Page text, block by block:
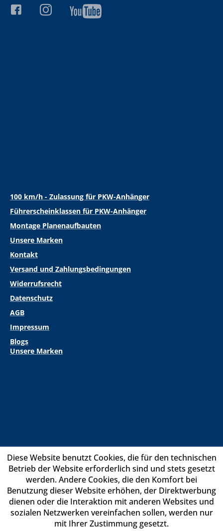
100 km/h - Zulassung für PKW-Anhänger
Führerscheinklassen für PKW-Anhänger
Montage Planenaufbauten
Unsere Marken
Kontakt
Versand und Zahlungsbedingungen
Widerrufsrecht
Datenschutz
AGB
Impressum
Blogs
Unsere Marken
Diese Website benutzt Cookies, die für den technischen
Betrieb der Website erforderlich sind und stets gesetzt
werden. Andere Cookies, die den Komfort bei
Benutzung dieser Website erhöhen, der Direktwerbung
dienen oder die Interaktion mit anderen Websites und
sozialen Netzwerken vereinfachen sollen, werden nur
mit Ihrer Zustimmung gesetzt.